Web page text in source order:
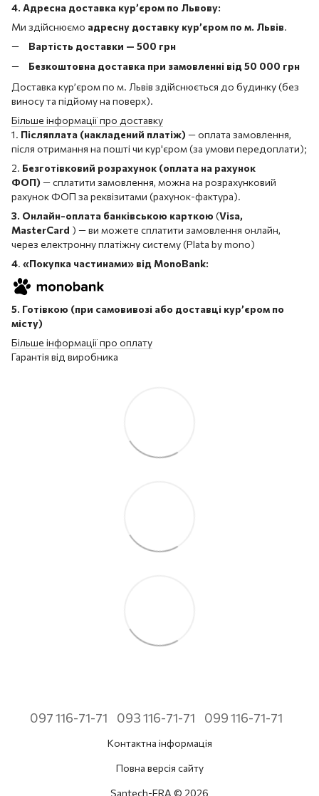
4. Адресна доставка кур’єром по Львову:
Ми здійснюємо адресну доставку кур’єром по м. Львів.
Вартість доставки — 500 грн
Безкоштовна доставка при замовленні від 50 000 грн
Доставка кур’єром по м. Львів здійснюється до будинку (без
виносу та підйому на поверх).
Більше інформації про доставку
1. Післяплата (накладений платіж) — оплата замовлення,
після отримання на пошті чи кур'єром (за умови передоплати);
2. Безготівковий розрахунок (оплата на рахунок
ФОП) — сплатити замовлення, можна на розрахунковий
рахунок ФОП за реквізитами (рахунок-фактура).
3. Онлайн-оплата банківською карткою (Visa,
MasterCard ) — ви можете сплатити замовлення онлайн,
через електронну платіжну систему (Plata by mono)
4. «Покупка частинами» від MonoBank:
5. Готівкою (при самовивозі або доставці кур’єром по
місту)
Більше інформації про оплату
Гарантія від виробника
097 116-71-71 093 116-71-71 099 116-71-71
Контактна інформація
Повна версія сайту
Santech-ERA © 2026